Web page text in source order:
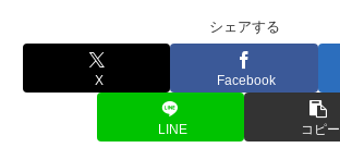
シェアする
X Facebook
LINE コピー